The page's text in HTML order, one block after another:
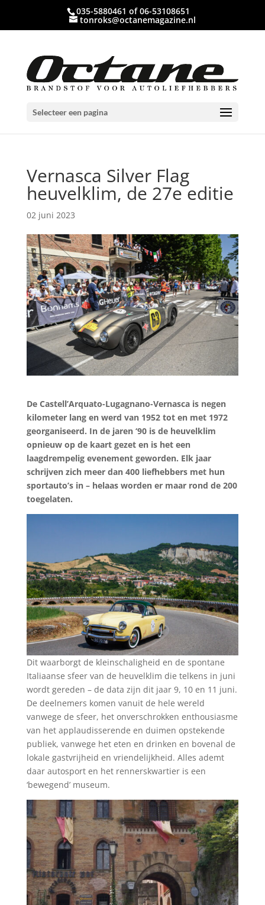
035-5880461 of 06-53108651
tonroks@octanemagazine.nl
Selecteer een pagina
Vernasca Silver Flag
heuvelklim, de 27e editie
02 juni 2023
De Castell’Arquato-Lugagnano-Vernasca is negen
kilometer lang en werd van 1952 tot en met 1972
georganiseerd. In de jaren ‘90 is de heuvelklim
opnieuw op de kaart gezet en is het een
laagdrempelig evenement geworden. Elk jaar
schrijven zich meer dan 400 liefhebbers met hun
sportauto’s in – helaas worden er maar rond de 200
toegelaten.
Dit waarborgt de kleinschaligheid en de spontane
Italiaanse sfeer van de heuvelklim die telkens in juni
wordt gereden – de data zijn dit jaar 9, 10 en 11 juni.
De deelnemers komen vanuit de hele wereld
vanwege de sfeer, het onverschrokken enthousiasme
van het applaudisserende en duimen opstekende
publiek, vanwege het eten en drinken en bovenal de
lokale gastvrijheid en vriendelijkheid. Alles ademt
daar autosport en het rennerskwartier is een
‘bewegend’ museum.